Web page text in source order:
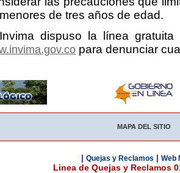
de tres años de edad.
dispuso la línea
para denunciar
MAPA DEL SITIO
| Quejas y Reclamos | Web
Linea de Quejas y Reclamos